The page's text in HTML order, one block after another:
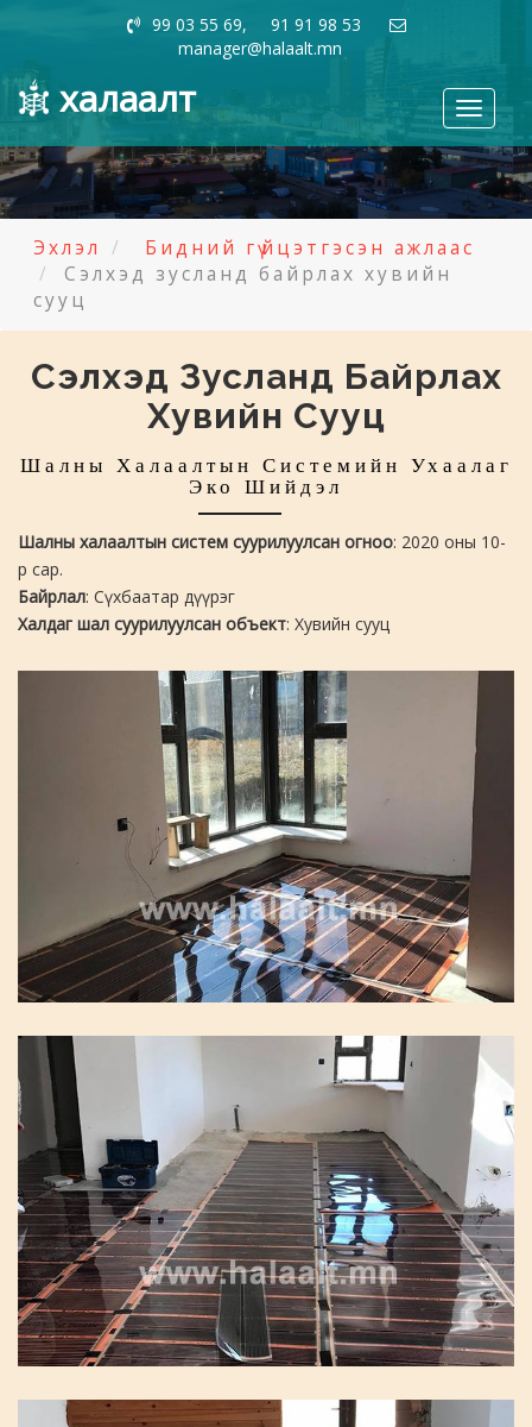
99 03 55 69, 91 91 98 53
manager@halaalt.mn
Toggle
халаалт
Эхлэл
Бидний гүйцэтгэсэн ажлаас
Сэлхэд зусланд байрлах хувийн
сууц
Сэлхэд Зусланд Байрлах
Хувийн Сууц
Шалны Халаалтын Системийн Ухаалаг
Эко Шийдэл
Шалны халаалтын систем суурилуулсан огноо: 2020 оны 10-
р сар.
Байрлал: Сүхбаатар дүүрэг
Халдаг шал суурилуулсан объект: Хувийн сууц